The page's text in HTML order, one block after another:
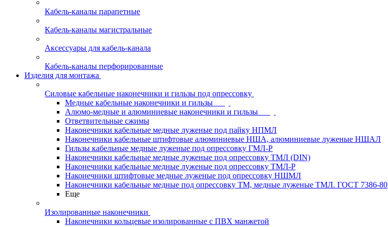
Кабель-каналы парапетные
Кабель-каналы магистральные
Аксессуары для кабель-канала
Кабель-каналы перфорированные
Изделия для монтажа
Силовые кабельные наконечники и гильзы под опрессовку
Медные кабельные наконечники и гильзы
Алюмо-медные и алюминиевые наконечники и гильзы
Ответвительные сжимы
Наконечники кабельные медные луженые под пайку НПМЛ
Наконечники кабельные штифтовые алюминиевые НША, алюминиевые луженые НШАЛ
Гильзы кабельные медные луженые под опрессовку ГМЛ-Р
Наконечники кабельные медные луженые под опрессовку ТМЛ (DIN)
Наконечники кабельные медные луженые под опрессовку ТМЛ-Р
Наконечники штифтовые медные луженые под опрессовку НШМЛ
Наконечники кабельные медные под опрессовку ТМ, медные луженые ТМЛ. ГОСТ 7386-80
Еще
Изолированные наконечники
Наконечники кольцевые изолированные с ПВХ манжетой